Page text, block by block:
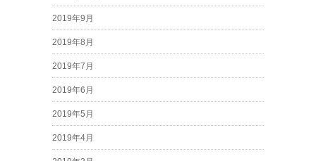
2019年9月
2019年8月
2019年7月
2019年6月
2019年5月
2019年4月